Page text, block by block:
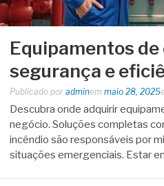
Equipamentos
segurança e
Publicado por adminem maio 28, 2025
Descubra onde adquirir
negócio. Soluções completas
incêndio são responsáveis por
situações emergenciais. Estar